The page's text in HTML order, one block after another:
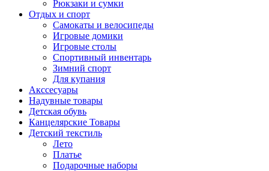
Рюкзаки и сумки
Отдых и спорт
Самокаты и велосипеды
Игровые домики
Игровые столы
Спортивный инвентарь
Зимний спорт
Для купания
Акссесуары
Надувные товары
Детская обувь
Канцелярские Товары
Детский текстиль
Лето
Платье
Подарочные наборы